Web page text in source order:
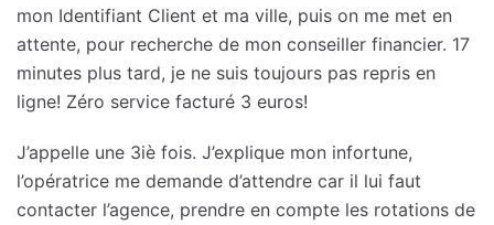
mon Identifiant Client et ma ville, puis on me met en
attente, pour recherche de mon conseiller financier. 17
minutes plus tard, je ne suis toujours pas repris en
ligne! Zéro service facturé 3 euros!
J’appelle une 3iè fois. J’explique mon infortune,
l’opératrice me demande d’attendre car il lui faut
contacter l’agence, prendre en compte les rotations de